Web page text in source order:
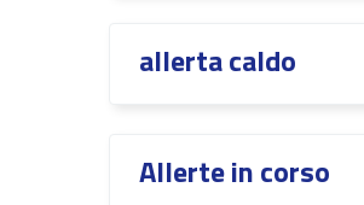
allerta caldo
Allerte in corso